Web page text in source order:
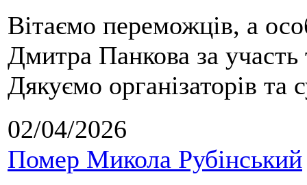
Вітаємо переможців, а
Дмитра Панкова за
Дякуємо організаторів та
02/04/2026
Помер Микола Рубінський